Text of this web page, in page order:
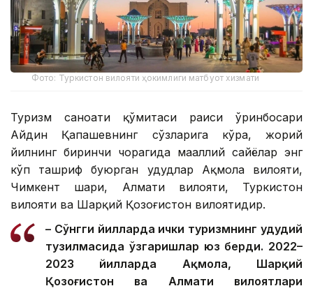
Фото: Туркистон вилояти ҳокимлиги матбуот хизмати
Туризм саноати қўмитаси раиси ўринбосари
Айдин Қапашевнинг сўзларига кўра, жорий
йилнинг биринчи чорагида маҳаллий сайёҳлар энг
кўп ташриф буюрган ҳудудлар Ақмола вилояти,
Чимкент шаҳри, Алмати вилояти, Туркистон
вилояти ва Шарқий Қозоғистон вилоятидир.
– Сўнгги йилларда ички туризмнинг ҳудудий
тузилмасида ўзгаришлар юз берди. 2022–
2023 йилларда Ақмола, Шарқий
Қозоғистон ва Алмати вилоятлари